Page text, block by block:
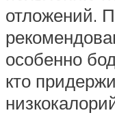
отложений.
особенно
кто